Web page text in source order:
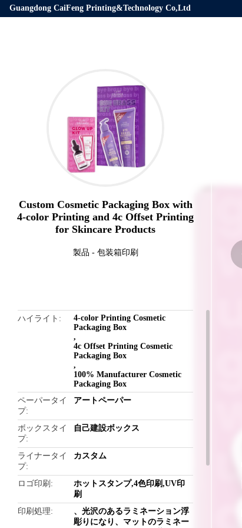
Guangdong CaiFeng Printing&Technology Co,Ltd
Custom Cosmetic Packaging Box with
4-color Printing and 4c Offset Printing
for Skincare Products
製品 - 包装箱印刷
ハイライト
4-color Printing Cosmetic
Packaging Box
,
4c Offset Printing Cosmetic
Packaging Box
,
100% Manufacturer Cosmetic
Packaging Box
ペーパータイ
プ
アートペーパー
ボックスタイ
プ
自己建設ボックス
ライナータイ
プ
カスタム
ロゴ印刷
ホットスタンプ,4色印刷,UV印
刷
印刷処理
、光沢のあるラミネーション浮
彫りになり、マットのラミネー